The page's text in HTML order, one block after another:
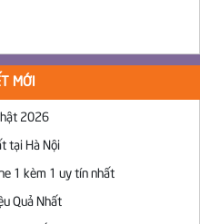
MỚI
2026
tại Hà Nội
1 kèm 1 uy tín nhất
Quả Nhất